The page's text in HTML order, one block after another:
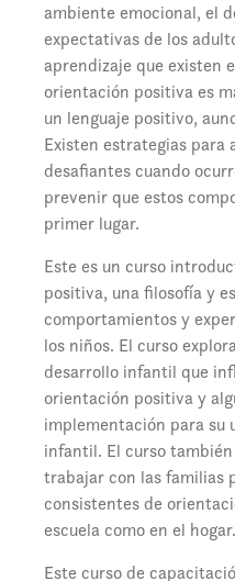
ambiente emocional, el
expectativas de los
aprendizaje que existen
orientación positiva es
un lenguaje positivo,
Existen estrategias
desafiantes cuando
prevenir que estos
primer lugar.
Este es un curso
positiva, una filosofía y
comportamientos y
los niños. El curso
desarrollo infantil que
orientación positiva y
implementación para su
infantil. El curso
trabajar con las familias
consistentes de
escuela como en el hogar.
Este curso de